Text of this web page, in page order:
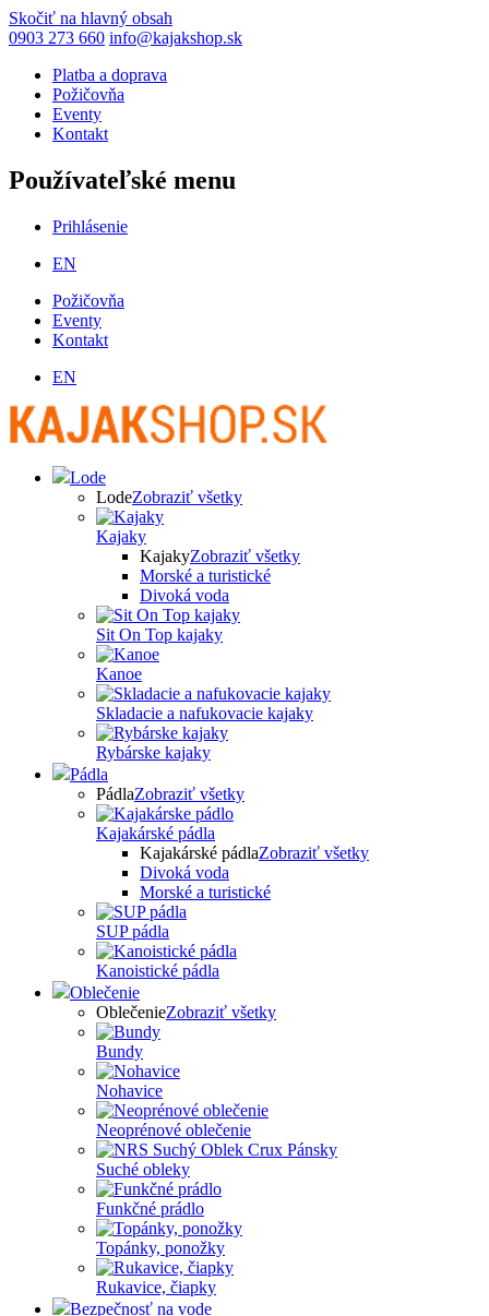
Skočiť na hlavný obsah
0903 273 660 info@kajakshop.sk
Platba a doprava
Požičovňa
Eventy
Kontakt
Používateľské menu
Prihlásenie
EN
Požičovňa
Eventy
Kontakt
EN
Lode
LodeZobraziť všetky
Kajaky
KajakyZobraziť všetky
Morské a turistické
Divoká voda
Sit On Top kajaky
Kanoe
Skladacie a nafukovacie kajaky
Rybárske kajaky
Pádla
PádlaZobraziť všetky
Kajakárské pádla
Kajakárské pádlaZobraziť všetky
Divoká voda
Morské a turistické
SUP pádla
Kanoistické pádla
Oblečenie
OblečenieZobraziť všetky
Bundy
Nohavice
Neoprénové oblečenie
Suché obleky
Funkčné prádlo
Topánky, ponožky
Rukavice, čiapky
Bezpečnosť na vode